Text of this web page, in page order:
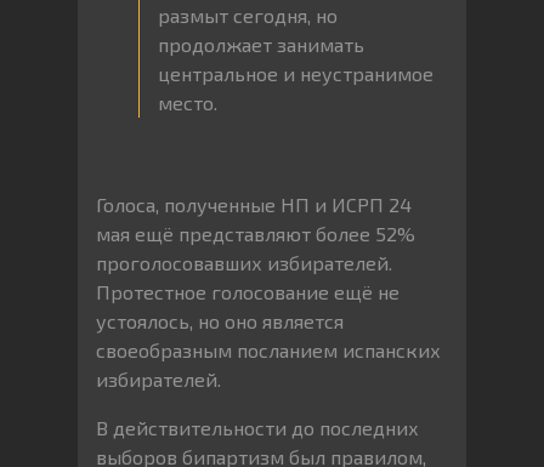
размыт сегодня, но
продолжает занимать
центральное и неустранимое
место.
Голоса, полученные НП и ИСРП 24
мая ещё представляют более 52%
проголосовавших избирателей.
Протестное голосование ещё не
устоялось, но оно является
своеобразным посланием испанских
избирателей.
В действительности до последних
выборов бипартизм был правилом,